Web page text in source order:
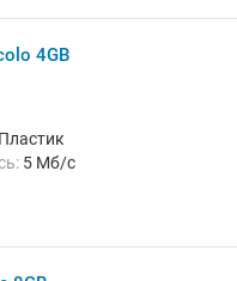
4GB
Пластик
5 Мб/с